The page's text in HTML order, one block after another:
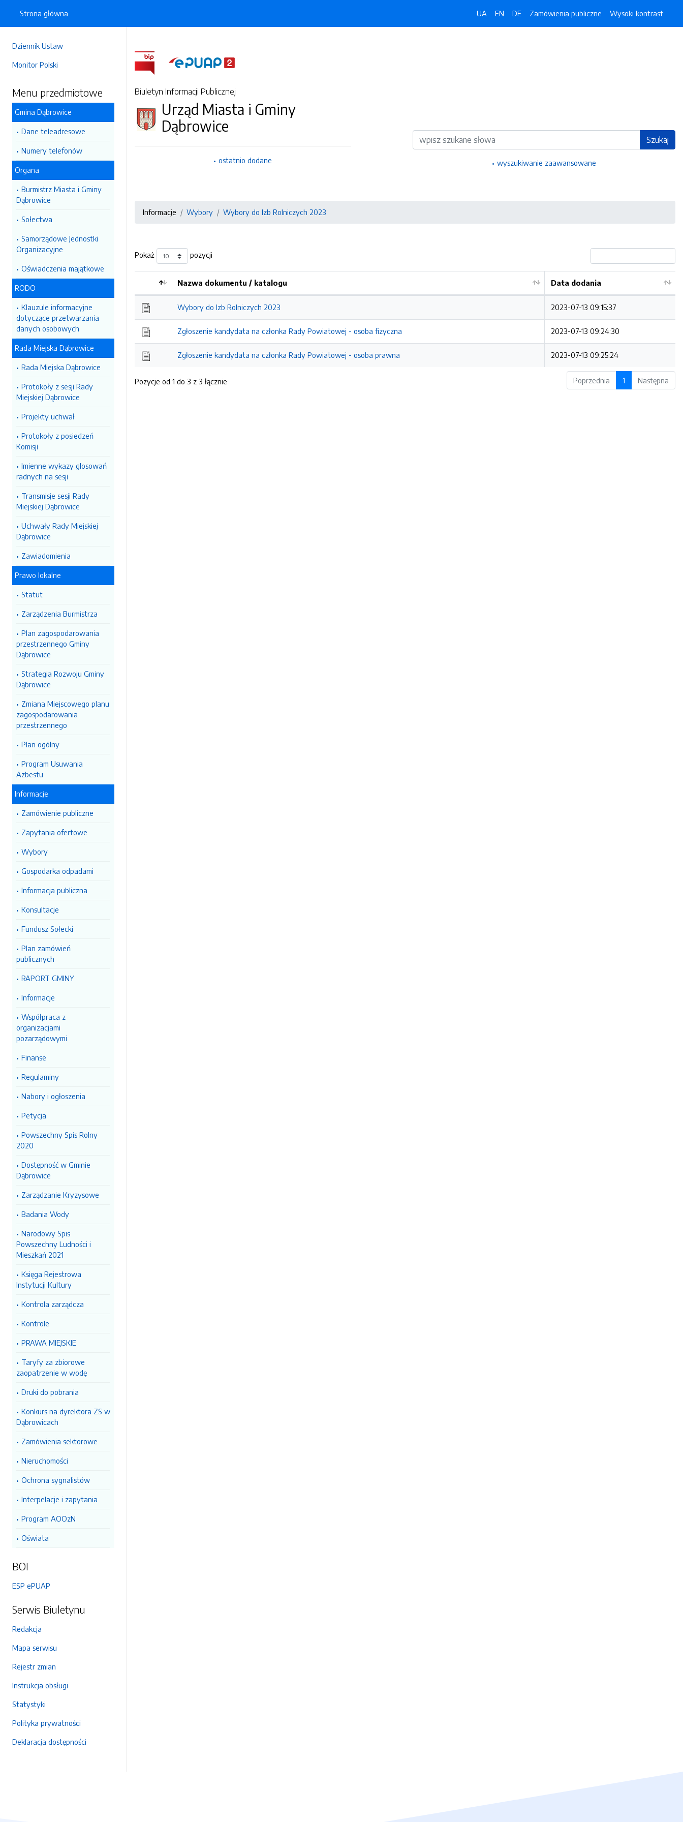
Dziennik Ustaw
Monitor Polski
Menu przedmiotowe
Gmina Dąbrowice
Dane teleadresowe
Numery telefonów
Organa
Burmistrz Miasta i Gminy
Dąbrowice
Sołectwa
Samorządowe Jednostki
Organizacyjne
Oświadczenia majątkowe
RODO
Klauzule informacyjne
dotyczące przetwarzania
danych osobowych
Rada Miejska Dąbrowice
Rada Miejska Dąbrowice
Protokoły z sesji Rady
Miejskiej Dąbrowice
Projekty uchwał
Protokoły z posiedzeń
Komisji
Imienne wykazy glosowań
radnych na sesji
Transmisje sesji Rady
Miejskiej Dąbrowice
Uchwały Rady Miejskiej
Dąbrowice
Zawiadomienia
Prawo lokalne
Statut
Zarządzenia Burmistrza
Plan zagospodarowania
przestrzennego Gminy
Dąbrowice
Strategia Rozwoju Gminy
Dąbrowice
Zmiana Miejscowego planu
zagospodarowania
przestrzennego
Plan ogólny
Program Usuwania
Azbestu
Informacje
Zamówienie publiczne
Zapytania ofertowe
Wybory
Gospodarka odpadami
Informacja publiczna
Konsultacje
Fundusz Sołecki
Plan zamówień
publicznych
RAPORT GMINY
Informacje
Współpraca z
organizacjami
pozarządowymi
Finanse
Regulaminy
Nabory i ogłoszenia
Petycja
Powszechny Spis Rolny
2020
Dostępność w Gminie
Dąbrowice
Zarządzanie Kryzysowe
Badania Wody
Narodowy Spis
Powszechny Ludności i
Mieszkań 2021
Księga Rejestrowa
Instytucji Kultury
Kontrola zarządcza
Kontrole
PRAWA MIEJSKIE
Taryfy za zbiorowe
zaopatrzenie w wodę
Druki do pobrania
Konkurs na dyrektora ZS w
Dąbrowicach
Zamówienia sektorowe
Nieruchomości
Ochrona sygnalistów
Interpelacje i zapytania
Program AOOzN
Oświata
BOI
ESP ePUAP
Serwis Biuletynu
Redakcja
Mapa serwisu
Rejestr zmian
Instrukcja obsługi
Statystyki
Polityka prywatności
Deklaracja dostępności
Strona główna UA EN DE Zamówienia publiczne Wysoki kontrast
Biuletyn Informacji Publicznej
Urząd Miasta i Gminy
Dąbrowice
ostatnio dodane
Wyszukiwarka Szukaj
wyszukiwanie zaawansowane
Informacje Wybory Wybory do Izb Rolniczych 2023
Pokaż pozycji
Kolejność
Nazwa dokumentu / katalogu Data dodania
Wybory do Izb Rolniczych 2023 2023-07-13 09:15:37
Zgłoszenie kandydata na członka Rady Powiatowej - osoba fizyczna 2023-07-13 09:24:30
Zgłoszenie kandydata na członka Rady Powiatowej - osoba prawna 2023-07-13 09:25:24
Pozycje od 1 do 3 z 3 łącznie Poprzednia 1 Następna